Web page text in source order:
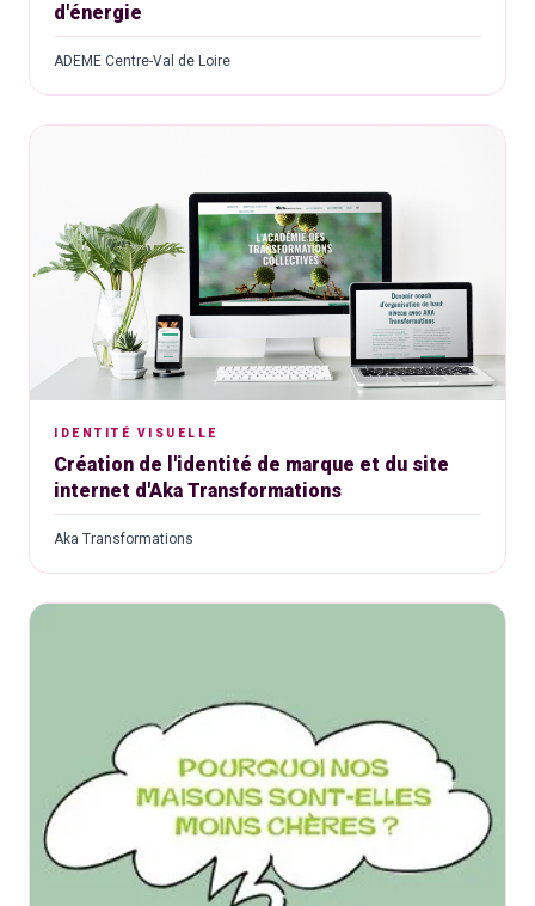
d'énergie
ADEME Centre-Val de Loire
IDENTITÉ VISUELLE
Création de l'identité de marque et du site
internet d'Aka Transformations
Aka Transformations